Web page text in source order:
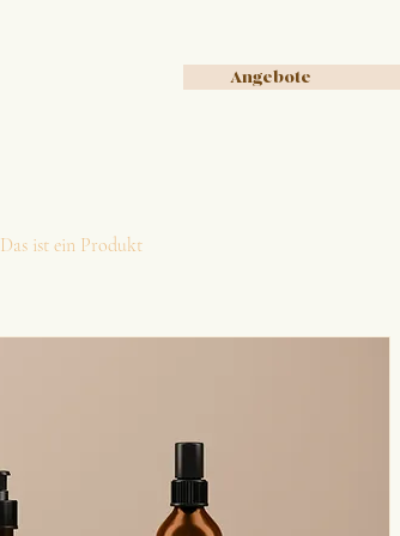
Angebote
Das ist ein Produkt